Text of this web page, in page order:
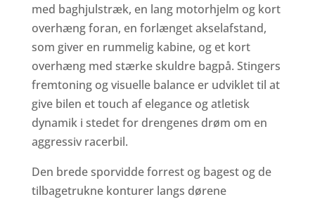
med baghjulstræk, en lang motorhjelm og kort
overhæng foran, en forlænget akselafstand,
som giver en rummelig kabine, og et kort
overhæng med stærke skuldre bagpå. Stingers
fremtoning og visuelle balance er udviklet til at
give bilen et touch af elegance og atletisk
dynamik i stedet for drengenes drøm om en
aggressiv racerbil.
Den brede sporvidde forrest og bagest og de
tilbagetrukne konturer langs dørene